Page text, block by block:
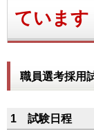
ています
職員選考採用
1 試験日程